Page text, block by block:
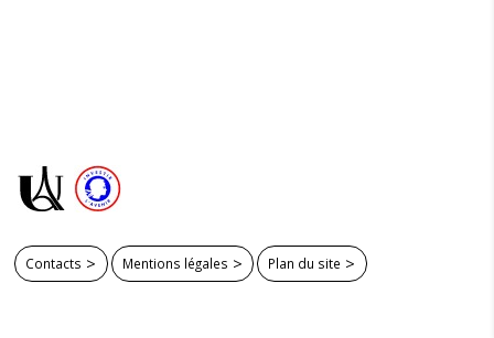
Contacts Mentions légales Plan du site